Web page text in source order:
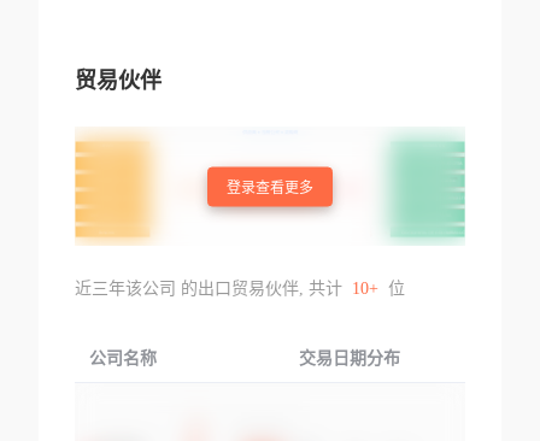
贸易伙伴
登录查看更多
近三年该公司 的出口贸易伙伴, 共计 10+ 位
公司名称 交易日期分布